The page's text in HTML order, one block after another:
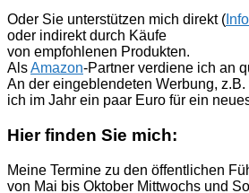
Oder Sie unterstützen mich direkt (
oder indirekt durch Käufe
von empfohlenen Produkten.
AlsAmazon-Partner verdiene ich an
An der eingeblendeten Werbung,
ich im Jahr ein paar Euro für ein
Hier finden Sie mich:
Meine Termine zu den öffentlichen
von Mai bis Oktober Mittwochs und